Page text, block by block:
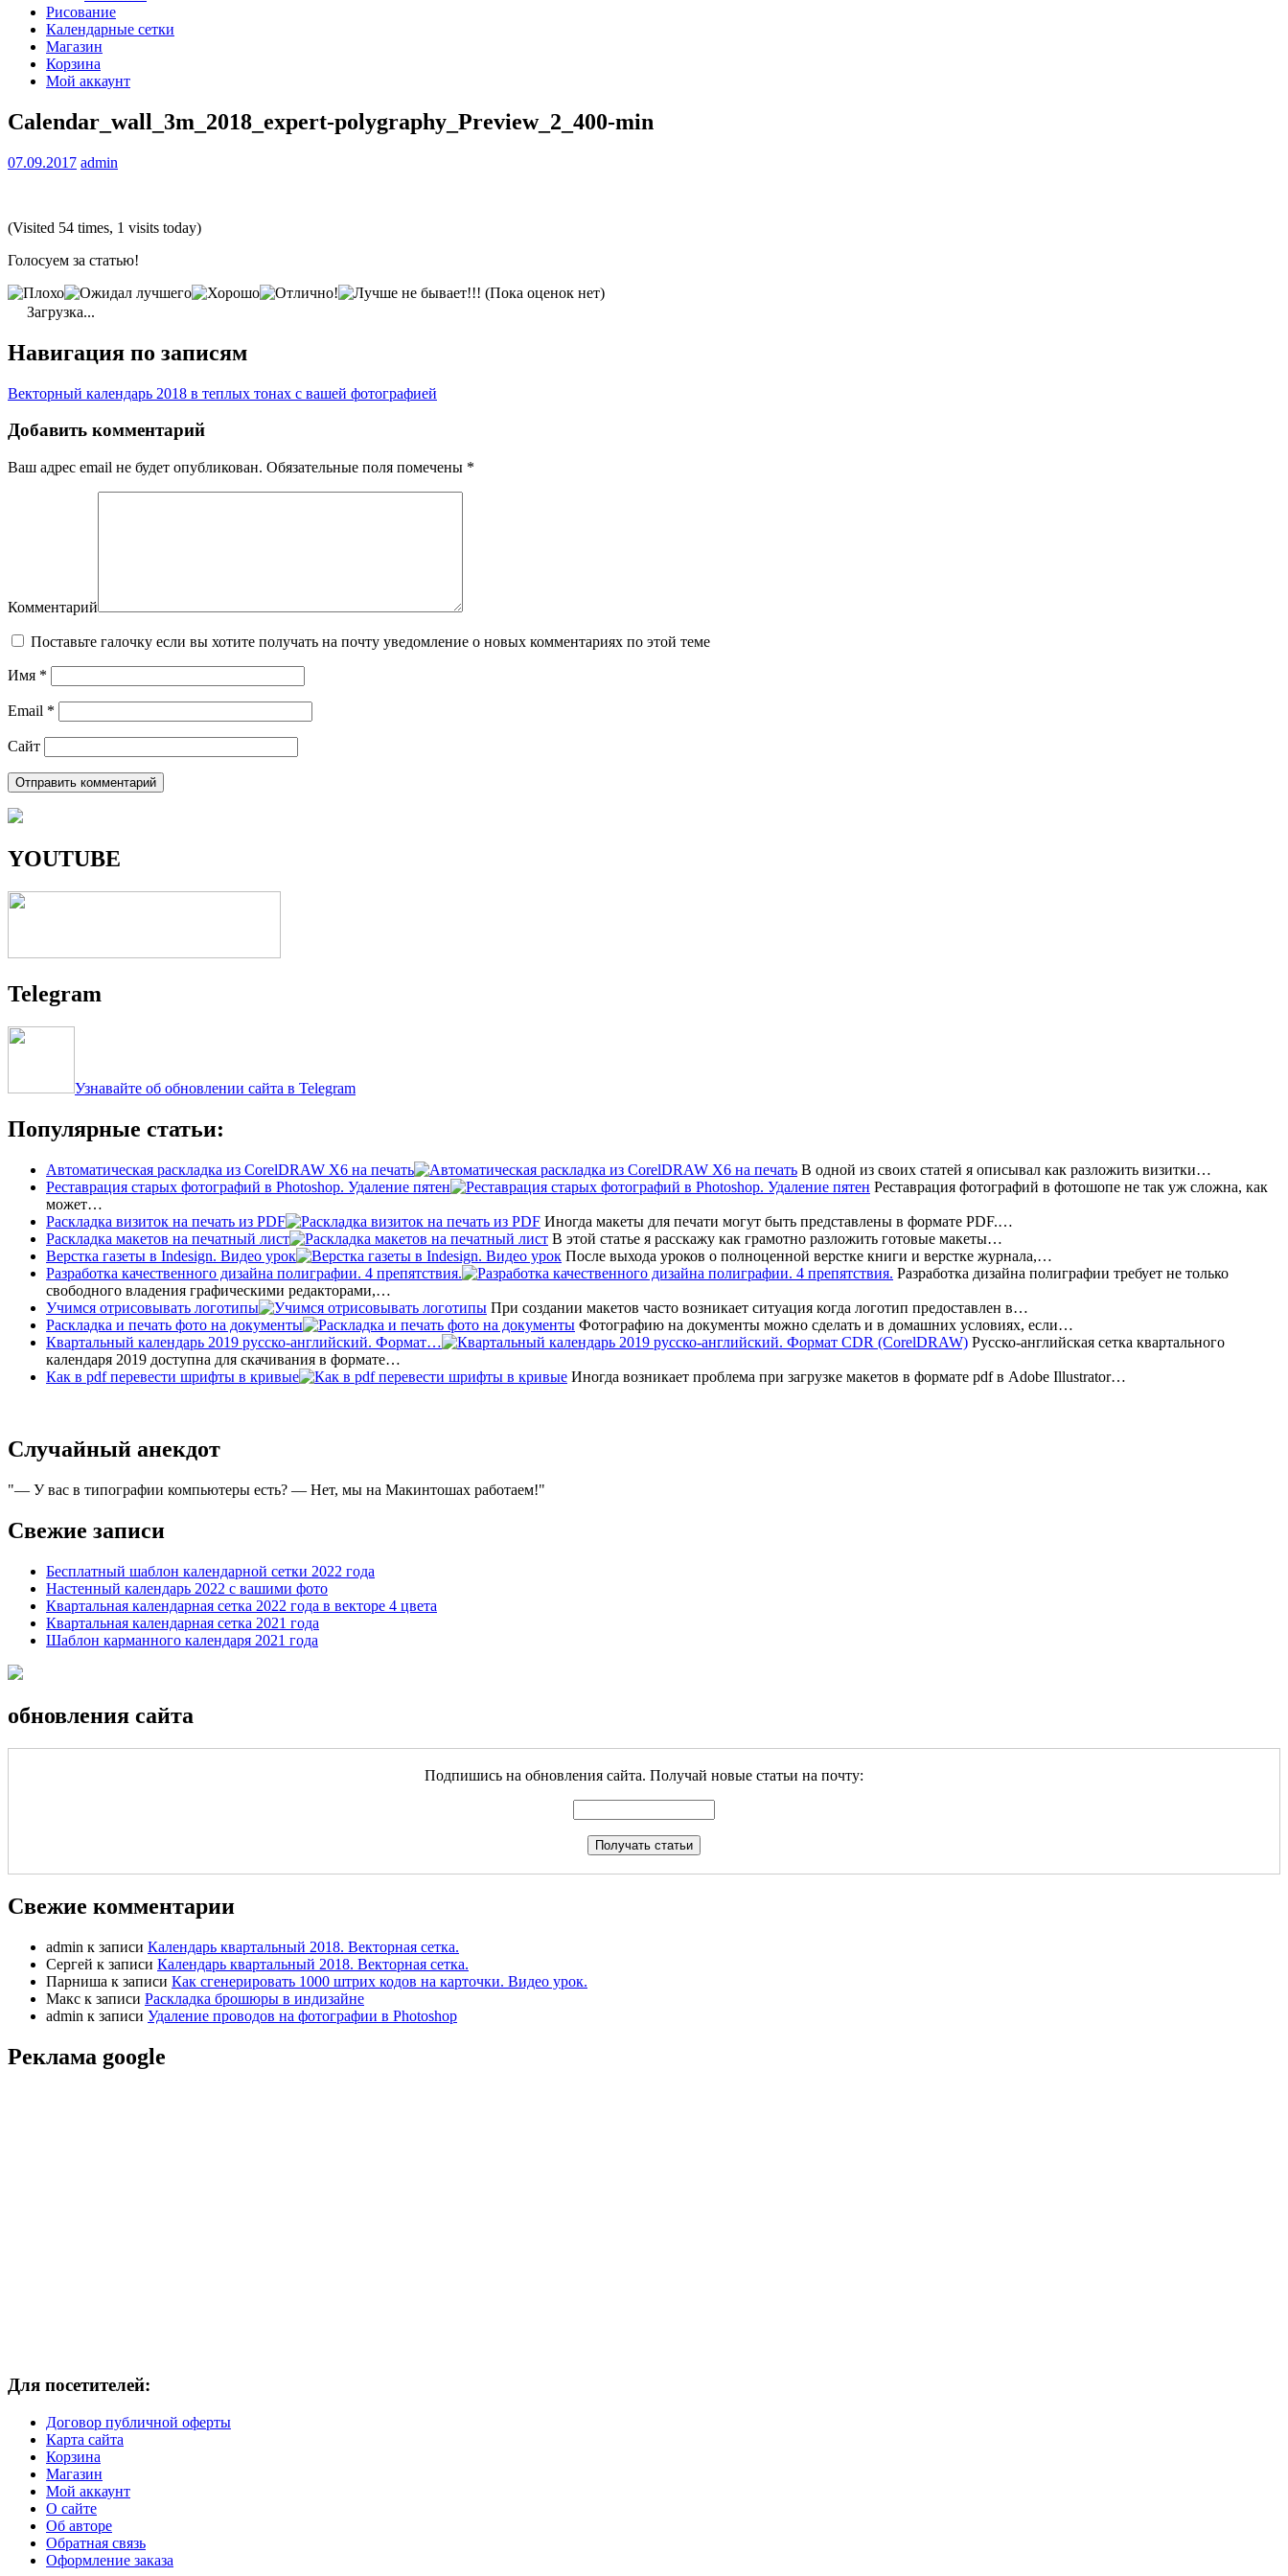
Рисование
Календарные сетки
Магазин
Корзина
Мой аккаунт
Calendar_wall_3m_2018_expert-polygraphy_Preview_2_400-min
07.09.2017 admin
(Visited 54 times, 1 visits today)
Голосуем за статью!
(Пока оценок нет)
Загрузка...
Навигация по записям
Векторный календарь 2018 в теплых тонах с вашей фотографией
Добавить комментарий
Ваш адрес email не будет опубликован. Обязательные поля помечены *
Комментарий
Поставьте галочку если вы хотите получать на почту уведомление о новых комментариях по этой теме
Имя *
Email *
Сайт
YOUTUBE
Telegram
Узнавайте об обновлении сайта в Telegram
Популярные статьи:
Автоматическая раскладка из CorelDRAW X6 на печать
В одной из своих статей я описывал как разложить визитки…
Реставрация старых фотографий в Photoshop. Удаление пятен
Реставрация фотографий в фотошопе не так уж сложна, как
может…
Раскладка визиток на печать из PDF
Иногда макеты для печати могут быть представлены в формате PDF.…
Раскладка макетов на печатный лист
В этой статье я расскажу как грамотно разложить готовые макеты…
Верстка газеты в Indesign. Видео урок
После выхода уроков о полноценной верстке книги и верстке журнала,…
Разработка качественного дизайна полиграфии. 4 препятствия.
Разработка дизайна полиграфии требует не только
свободного владения графическими редакторами,…
Учимся отрисовывать логотипы
При создании макетов часто возникает ситуация когда логотип предоставлен в…
Раскладка и печать фото на документы
Фотографию на документы можно сделать и в домашних условиях, если…
Квартальный календарь 2019 русско-английский. Формат…
Русско-английская сетка квартального
календаря 2019 доступна для скачивания в формате…
Как в pdf перевести шрифты в кривые
Иногда возникает проблема при загрузке макетов в формате pdf в Adobe Illustrator…
Случайный анекдот
— У вас в типографии компьютеры есть? — Нет, мы на Макинтошах работаем!
Свежие записи
Бесплатный шаблон календарной сетки 2022 года
Настенный календарь 2022 с вашими фото
Квартальная календарная сетка 2022 года в векторе 4 цвета
Квартальная календарная сетка 2021 года
Шаблон карманного календаря 2021 года
обновления сайта
Подпишись на обновления сайта. Получай новые статьи на почту:
Свежие комментарии
admin к записи Календарь квартальный 2018. Векторная сетка.
Сергей к записи Календарь квартальный 2018. Векторная сетка.
Парниша к записи Как сгенерировать 1000 штрих кодов на карточки. Видео урок.
Макс к записи Раскладка брошюры в индизайне
admin к записи Удаление проводов на фотографии в Photoshop
Реклама google
Для посетителей:
Договор публичной оферты
Карта сайта
Корзина
Магазин
Мой аккаунт
О сайте
Об авторе
Обратная связь
Оформление заказа